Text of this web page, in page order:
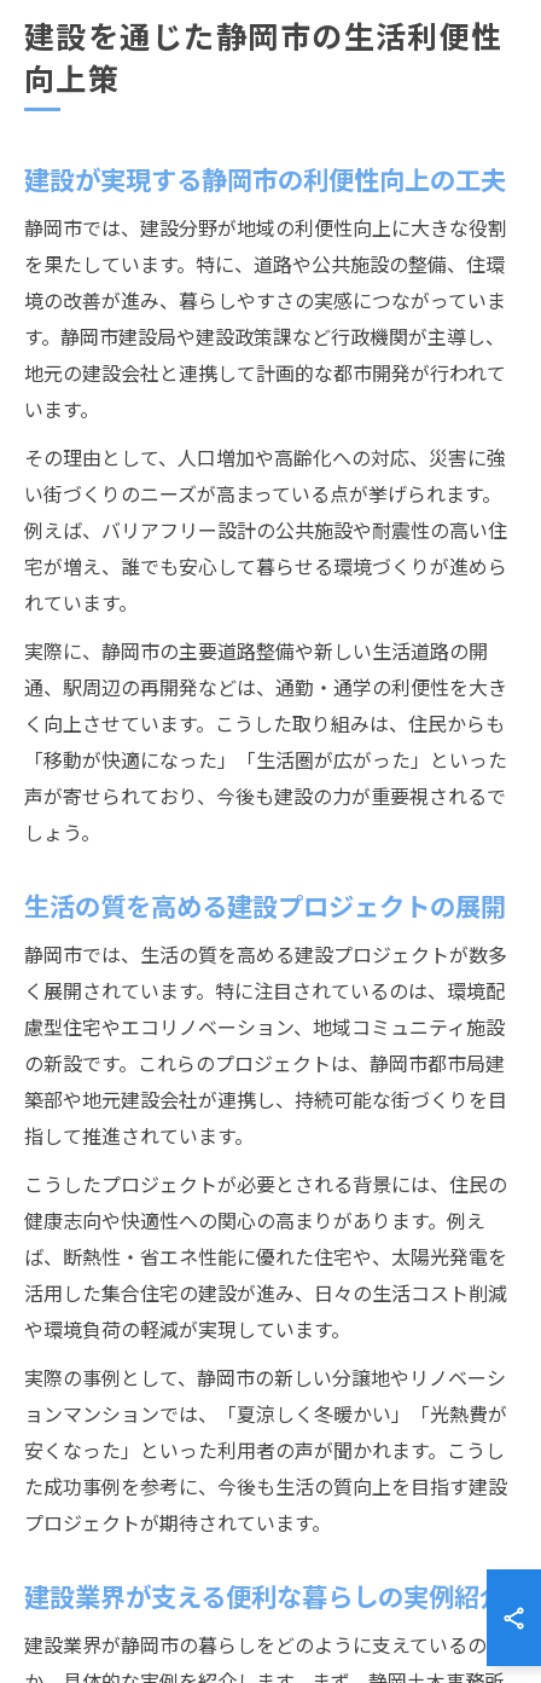
建設を通じた静岡市の生活利便性
向上策
建設が実現する静岡市の利便性向上の工夫
静岡市では、建設分野が地域の利便性向上に大きな役割
を果たしています。特に、道路や公共施設の整備、住環
境の改善が進み、暮らしやすさの実感につながっていま
す。静岡市建設局や建設政策課など行政機関が主導し、
地元の建設会社と連携して計画的な都市開発が行われて
います。
その理由として、人口増加や高齢化への対応、災害に強
い街づくりのニーズが高まっている点が挙げられます。
例えば、バリアフリー設計の公共施設や耐震性の高い住
宅が増え、誰でも安心して暮らせる環境づくりが進めら
れています。
実際に、静岡市の主要道路整備や新しい生活道路の開
通、駅周辺の再開発などは、通勤・通学の利便性を大き
く向上させています。こうした取り組みは、住民からも
「移動が快適になった」「生活圏が広がった」といった
声が寄せられており、今後も建設の力が重要視されるで
しょう。
生活の質を高める建設プロジェクトの展開
静岡市では、生活の質を高める建設プロジェクトが数多
く展開されています。特に注目されているのは、環境配
慮型住宅やエコリノベーション、地域コミュニティ施設
の新設です。これらのプロジェクトは、静岡市都市局建
築部や地元建設会社が連携し、持続可能な街づくりを目
指して推進されています。
こうしたプロジェクトが必要とされる背景には、住民の
健康志向や快適性への関心の高まりがあります。例え
ば、断熱性・省エネ性能に優れた住宅や、太陽光発電を
活用した集合住宅の建設が進み、日々の生活コスト削減
や環境負荷の軽減が実現しています。
実際の事例として、静岡市の新しい分譲地やリノベーシ
ョンマンションでは、「夏涼しく冬暖かい」「光熱費が
安くなった」といった利用者の声が聞かれます。こうし
た成功事例を参考に、今後も生活の質向上を目指す建設
プロジェクトが期待されています。
建設業界が支える便利な暮らしの実例紹介
建設業界が静岡市の暮らしをどのように支えているの